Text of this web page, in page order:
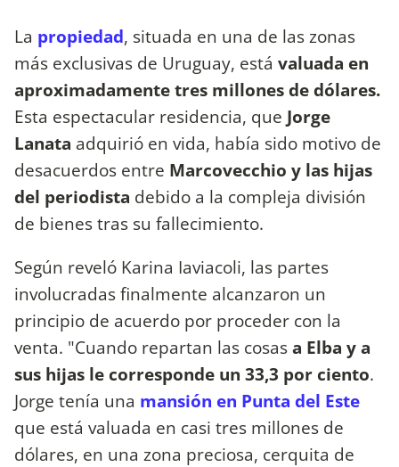
La propiedad, situada en una de las zonas
más exclusivas de Uruguay, está valuada en
aproximadamente tres millones de dólares.
Esta espectacular residencia, que Jorge
Lanata adquirió en vida, había sido motivo de
desacuerdos entre Marcovecchio y las hijas
del periodista debido a la compleja división
de bienes tras su fallecimiento.
Según reveló Karina Iaviacoli, las partes
involucradas finalmente alcanzaron un
principio de acuerdo por proceder con la
venta. "Cuando repartan las cosasa Elba y a
sus hijas le corresponde un 33,3 por ciento.
Jorge tenía una mansión en Punta del Este
que está valuada en casi tres millones de
dólares, en una zona preciosa, cerquita de